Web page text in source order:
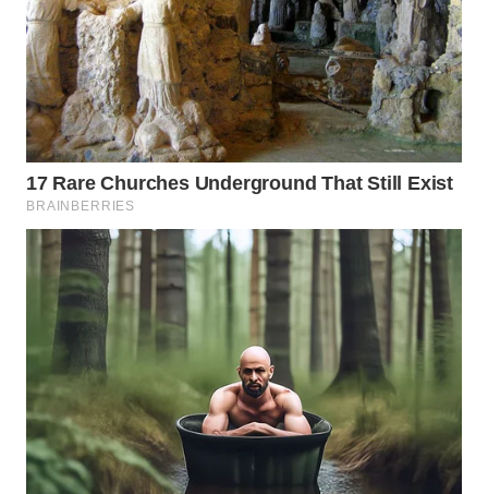
WN
KARAWANG
WN
BEKASI
WN
BOGOR
WN
DEPOK
TAPANULI
UTARA
WN
SAMOSIR